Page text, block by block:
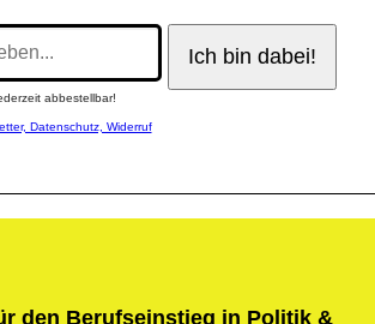
abbestellbar!
Datenschutz, Widerruf
den Berufseinstieg in Politik &